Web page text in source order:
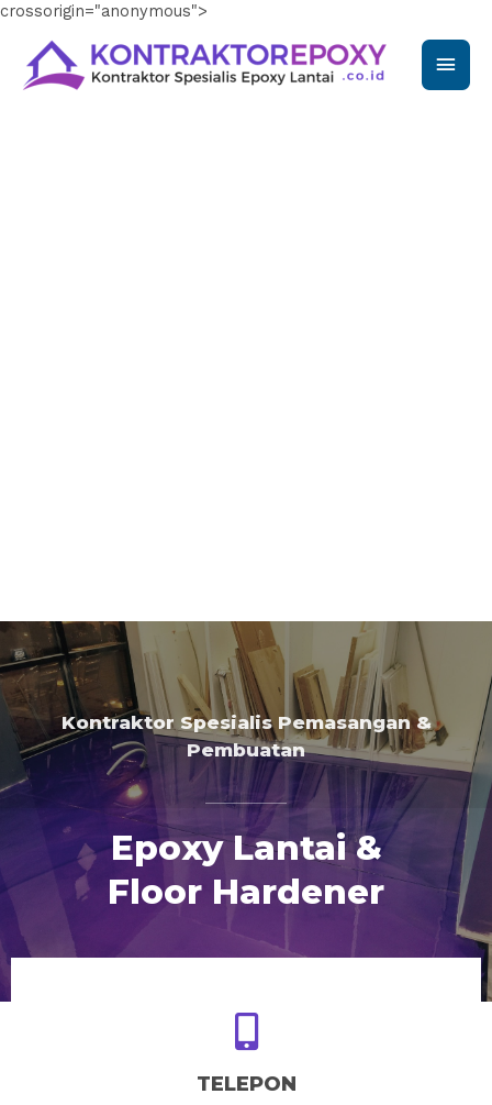
crossorigin="anonymous">
Kontraktor Spesialis Pemasangan &
Pembuatan
Epoxy Lantai &
Floor Hardener
TELEPON